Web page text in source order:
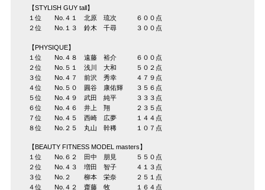
【STYLISH GUY tall】
１位 No.４１ 北原 琉次 ６００点
２位 No.１３ 鈴木 千尋 ３００点
【PHYSIQUE】
１位 No.４８ 遠藤 裕介 ６００点
２位 No.５１ 浅川 大和 ５０２点
３位 No.４７ 前沢 秀幸 ４７９点
４位 No.５０ 圓谷 康佑輝 ３５６点
５位 No.４９ 武田 純平 ３３３点
６位 No.４６ 井上 翔 ２３５点
７位 No.４５ 西崎 広夢 １４４点
８位 No.２５ 丸山 幹稀 １０７点
【BEAUTY FITNESS MODEL masters】
１位 No.６２ 田中 朋見 ５５０点
２位 No.４３ 増田 智子 ４１３点
３位 No.２ 柳本 栄奈 ２５１点
４位 No.４２ 齋藤 牧 １６４点